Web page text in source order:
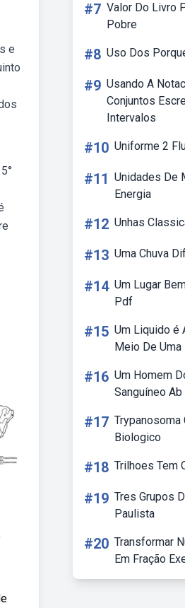
e
#7 Valor Do Livro
Pobre
#8 Uso Dos
#9 Usando A
Conjuntos
Intervalos
#10 Uniforme 2
#11 Unidades De
Energia
#12 Unhas
#13 Uma Chuva
#14 Um Lugar
Pdf
#15 Um Liquido é
Meio De Uma
#16 Um Homem
Sanguíneo Ab
#17 Trypanosoma
Biologico
#18 Trilhoes Tem
#19 Tres Grupos
Paulista
#20 Transformar
Em Fração